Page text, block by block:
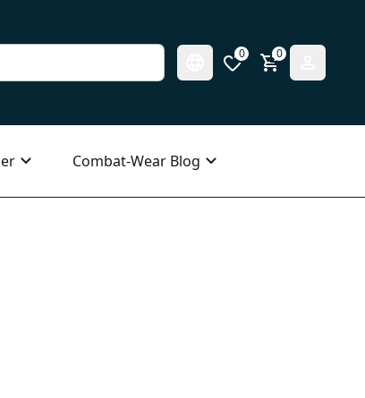
0 0
Combat-Wear Blog